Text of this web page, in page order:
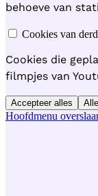
behoeve van
Cookies van
Cookies die
filmpjes van
Accepteer alles
Hoofdmenu